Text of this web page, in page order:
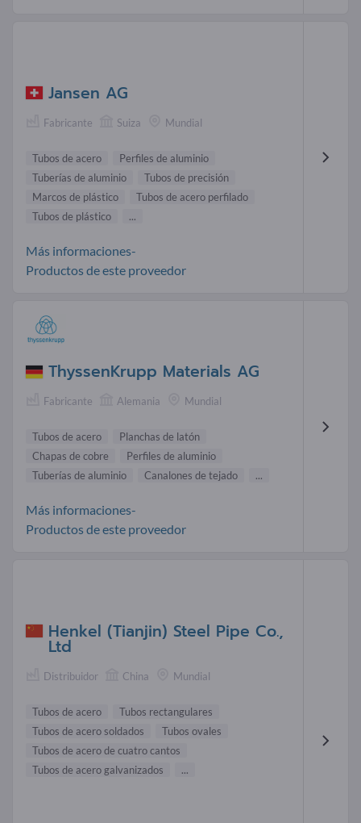
Jansen AG
Fabricante Suiza Mundial
Tubos de acero
Perfiles de aluminio
Tuberías de aluminio
Tubos de precisión
Marcos de plástico
Tubos de acero perfilado
Tubos de plástico
...
Más informaciones-
Productos de este proveedor
ThyssenKrupp Materials AG
Fabricante Alemania Mundial
Tubos de acero
Planchas de latón
Chapas de cobre
Perfiles de aluminio
Tuberías de aluminio
Canalones de tejado ...
Más informaciones-
Productos de este proveedor
Henkel (Tianjin) Steel Pipe Co.,
Ltd
Distribuidor China Mundial
Tubos de acero
Tubos rectangulares
Tubos de acero soldados
Tubos ovales
Tubos de acero de cuatro cantos
Tubos de acero galvanizados
...